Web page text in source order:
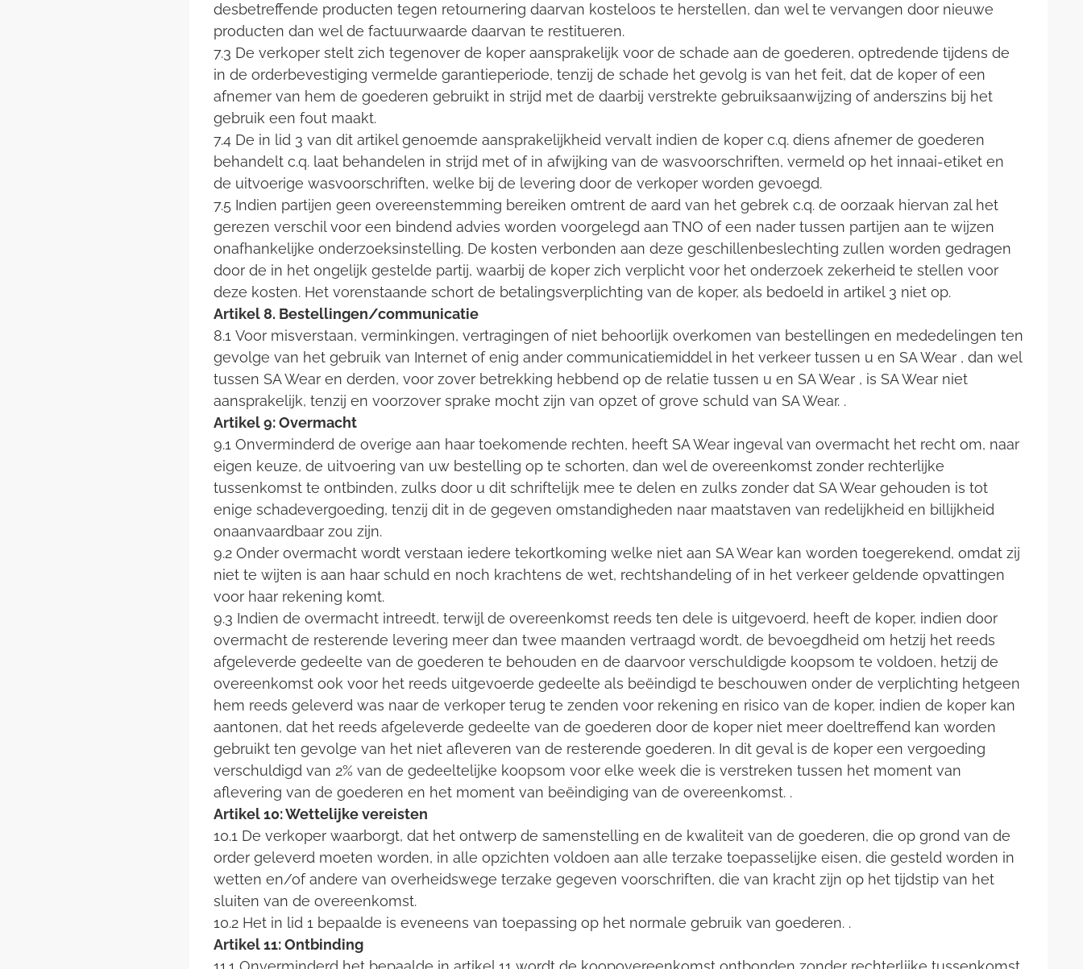
desbetreffende producten tegen retournering daarvan kosteloos te herstellen, dan wel te vervangen door nieuwe
producten dan wel de factuurwaarde daarvan te restitueren.
7.3 De verkoper stelt zich tegenover de koper aansprakelijk voor de schade aan de goederen, optredende tijdens de
in de orderbevestiging vermelde garantieperiode, tenzij de schade het gevolg is van het feit, dat de koper of een
afnemer van hem de goederen gebruikt in strijd met de daarbij verstrekte gebruiksaanwijzing of anderszins bij het
gebruik een fout maakt.
7.4 De in lid 3 van dit artikel genoemde aansprakelijkheid vervalt indien de koper c.q. diens afnemer de goederen
behandelt c.q. laat behandelen in strijd met of in afwijking van de wasvoorschriften, vermeld op het innaai-etiket en
de uitvoerige wasvoorschriften, welke bij de levering door de verkoper worden gevoegd.
7.5 Indien partijen geen overeenstemming bereiken omtrent de aard van het gebrek c.q. de oorzaak hiervan zal het
gerezen verschil voor een bindend advies worden voorgelegd aan TNO of een nader tussen partijen aan te wijzen
onafhankelijke onderzoeksinstelling. De kosten verbonden aan deze geschillenbeslechting zullen worden gedragen
door de in het ongelijk gestelde partij, waarbij de koper zich verplicht voor het onderzoek zekerheid te stellen voor
deze kosten. Het vorenstaande schort de betalingsverplichting van de koper, als bedoeld in artikel 3 niet op.
Artikel 8. Bestellingen/communicatie
8.1 Voor misverstaan, verminkingen, vertragingen of niet behoorlijk overkomen van bestellingen en mededelingen ten
gevolge van het gebruik van Internet of enig ander communicatiemiddel in het verkeer tussen u en SA Wear , dan wel
tussen SA Wear en derden, voor zover betrekking hebbend op de relatie tussen u en SA Wear , is SA Wear niet
aansprakelijk, tenzij en voorzover sprake mocht zijn van opzet of grove schuld van SA Wear. .
Artikel 9: Overmacht
9.1 Onverminderd de overige aan haar toekomende rechten, heeft SA Wear ingeval van overmacht het recht om, naar
eigen keuze, de uitvoering van uw bestelling op te schorten, dan wel de overeenkomst zonder rechterlijke
tussenkomst te ontbinden, zulks door u dit schriftelijk mee te delen en zulks zonder dat SA Wear gehouden is tot
enige schadevergoeding, tenzij dit in de gegeven omstandigheden naar maatstaven van redelijkheid en billijkheid
onaanvaardbaar zou zijn.
9.2 Onder overmacht wordt verstaan iedere tekortkoming welke niet aan SA Wear kan worden toegerekend, omdat zij
niet te wijten is aan haar schuld en noch krachtens de wet, rechtshandeling of in het verkeer geldende opvattingen
voor haar rekening komt.
9.3 Indien de overmacht intreedt, terwijl de overeenkomst reeds ten dele is uitgevoerd, heeft de koper, indien door
overmacht de resterende levering meer dan twee maanden vertraagd wordt, de bevoegdheid om hetzij het reeds
afgeleverde gedeelte van de goederen te behouden en de daarvoor verschuldigde koopsom te voldoen, hetzij de
overeenkomst ook voor het reeds uitgevoerde gedeelte als beëindigd te beschouwen onder de verplichting hetgeen
hem reeds geleverd was naar de verkoper terug te zenden voor rekening en risico van de koper, indien de koper kan
aantonen, dat het reeds afgeleverde gedeelte van de goederen door de koper niet meer doeltreffend kan worden
gebruikt ten gevolge van het niet afleveren van de resterende goederen. In dit geval is de koper een vergoeding
verschuldigd van 2% van de gedeeltelijke koopsom voor elke week die is verstreken tussen het moment van
aflevering van de goederen en het moment van beëindiging van de overeenkomst. .
Artikel 10: Wettelijke vereisten
10.1 De verkoper waarborgt, dat het ontwerp de samenstelling en de kwaliteit van de goederen, die op grond van de
order geleverd moeten worden, in alle opzichten voldoen aan alle terzake toepasselijke eisen, die gesteld worden in
wetten en/of andere van overheidswege terzake gegeven voorschriften, die van kracht zijn op het tijdstip van het
sluiten van de overeenkomst.
10.2 Het in lid 1 bepaalde is eveneens van toepassing op het normale gebruik van goederen. .
Artikel 11: Ontbinding